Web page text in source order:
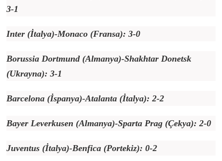
3-1
Inter (İtalya)-Monaco (Fransa): 3-0
Borussia Dortmund (Almanya)-Shakhtar Donetsk
(Ukrayna): 3-1
Barcelona (İspanya)-Atalanta (İtalya): 2-2
Bayer Leverkusen (Almanya)-Sparta Prag (Çekya): 2-0
Juventus (İtalya)-Benfica (Portekiz): 0-2